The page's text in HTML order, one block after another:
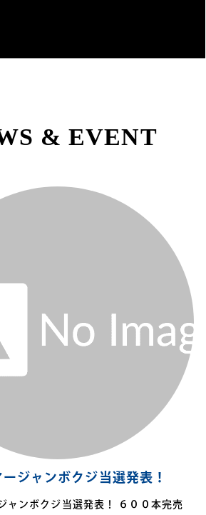
& EVENT
ジャンボクジ当選発表！
ャンボクジ当選発表！ ６００本完売